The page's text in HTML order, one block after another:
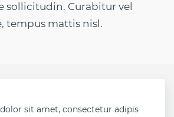
sollicitudin. Curabitur vel
tempus mattis nisl.
sit amet, consectetur adipis